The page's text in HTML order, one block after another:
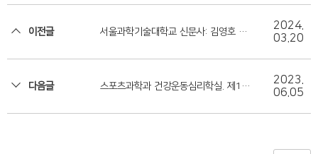
이전글
서울과학기술대학교 신문사: 김영호 교
2024.
03.20
다음글
스포츠과학과 건강운동심리학실. 제10
2023.
06.05